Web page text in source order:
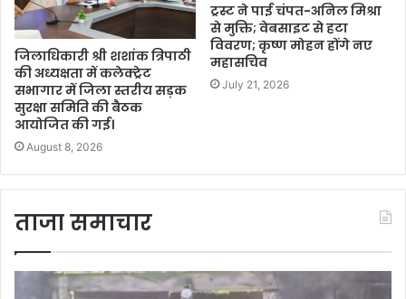
जिलाधिकारी श्री शशांक त्रिपाठी
की अध्यक्षता में कलेक्ट्रेट
सभागार में जिला स्तरीय सड़क
सुरक्षा समिति की बैठक
आयोजित की गई।
August 8, 2026
ट्रस्ट ने पाई चंपत-अनिल मिश्रा
से मुक्ति; वेबसाइट से हटा
विवरण; कृष्ण मोहन होंगे नए
महासचिव
July 21, 2026
ताजा समाचार